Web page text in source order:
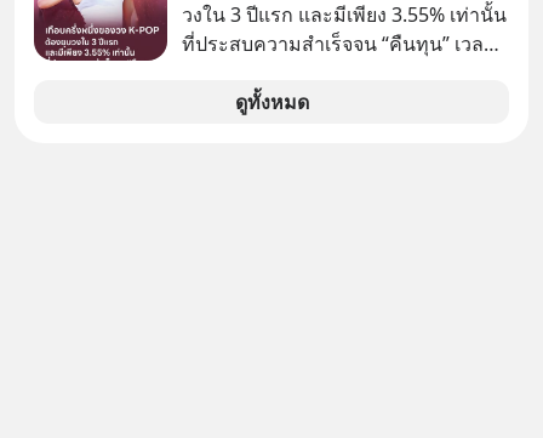
วงใน 3 ปีแรก และมีเพียง 3.55% เท่านั้น
ที่ประสบความสำเร็จจน “คืนทุน” เวลา
เห็นภาพความสำเร็จที่หรูหรา คอนเสิร์ต
ดูทั้งหมด